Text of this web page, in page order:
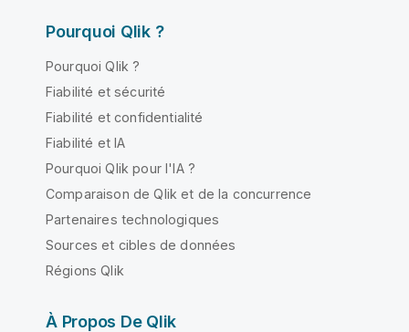
Pourquoi Qlik ?
Pourquoi Qlik ?
Fiabilité et sécurité
Fiabilité et confidentialité
Fiabilité et IA
Pourquoi Qlik pour l'IA ?
Comparaison de Qlik et de la concurrence
Partenaires technologiques
Sources et cibles de données
Régions Qlik
À Propos De Qlik